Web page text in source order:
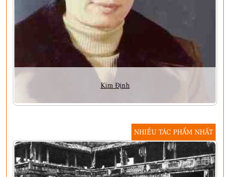
Kim Định
NHIỀU TÁC PHẨM NHẤT